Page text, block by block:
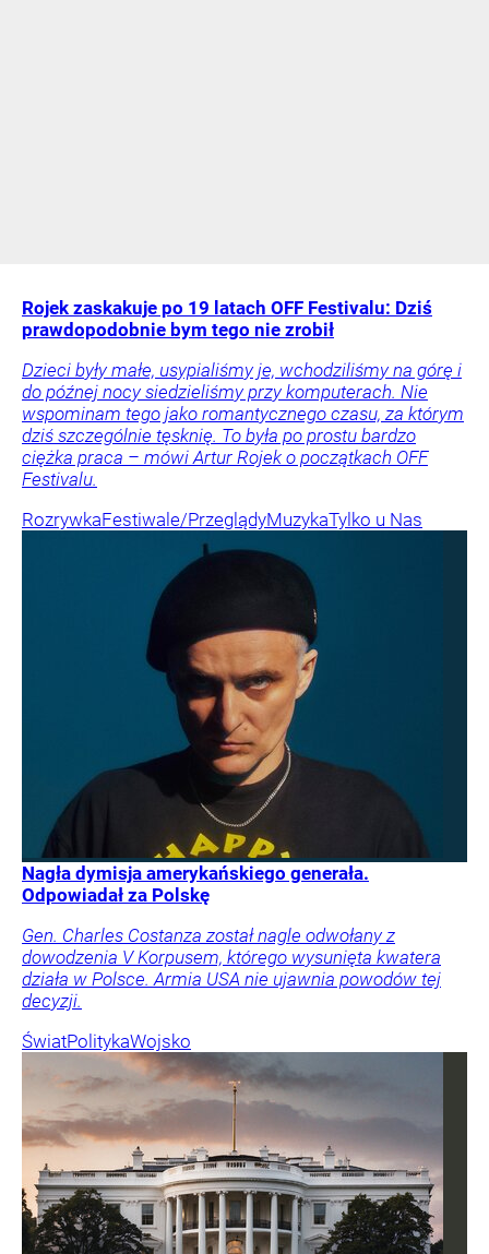
Rojek zaskakuje po 19 latach OFF Festivalu: Dziś
prawdopodobnie bym tego nie zrobił
Dzieci były małe, usypialiśmy je, wchodziliśmy na górę i
do późnej nocy siedzieliśmy przy komputerach. Nie
wspominam tego jako romantycznego czasu, za którym
dziś szczególnie tęsknię. To była po prostu bardzo
ciężka praca – mówi Artur Rojek o początkach OFF
Festivalu.
RozrywkaFestiwale/PrzeglądyMuzykaTylko u Nas
Nagła dymisja amerykańskiego generała.
Odpowiadał za Polskę
Gen. Charles Costanza został nagle odwołany z
dowodzenia V Korpusem, którego wysunięta kwatera
działa w Polsce. Armia USA nie ujawnia powodów tej
decyzji.
ŚwiatPolitykaWojsko